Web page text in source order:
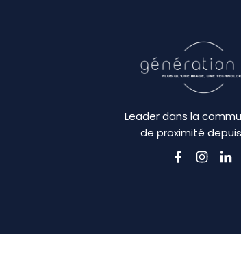
Leader dans la
de proximité depuis